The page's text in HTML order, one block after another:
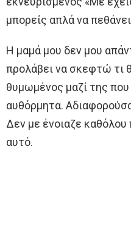
μπορείς απλά να
Η μαμά μου δεν μου
προλάβει να σκεφτώ τι
θυμωμένος μαζί της που
αυθόρμητα.
Δεν με ένοιαζε
αυτό.